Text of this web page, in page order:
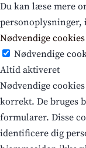
Du kan læse mere
Nødvendige cookies
Nødvendige
Altid aktiveret
Nødvendige
korrekt. De bruges
formularer. Disse
identificere dig